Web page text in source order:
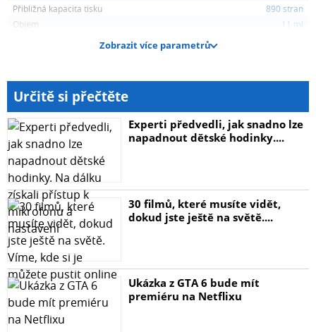
Přibližná kapacita tisku
890 stran
Objem
11 ml
Zobrazit více parametrů
Určitě si přečtěte
Experti předvedli, jak snadno lze
napadnout dětské hodinky....
30 filmů, které musíte vidět,
dokud jste ještě na světě....
Ukázka z GTA 6 bude mít
premiéru na Netflixu